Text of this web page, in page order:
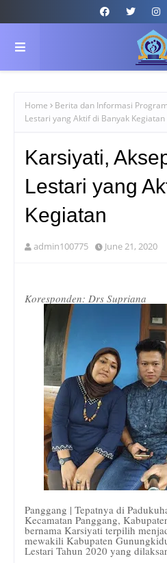
Home Berita dan Informasi Program
Lestari yang Aktif di Banyak Kegiatan
Karsiyati,
Lestari yang
Kegiatan
admin100775 June 21, 2020
Koresponden: Drs Supriana
Panggang | Tepatnya di
Kecamatan Panggang,
bernama Karsiyati terpilih
mewakili Kabupaten
Lestari Tahun 2020 yang